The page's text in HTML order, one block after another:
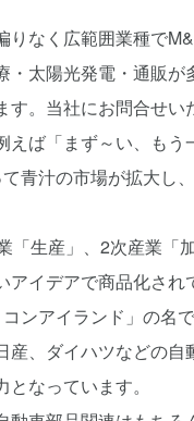
りなく広範囲業種で
・太陽光発電・通販
す。当社にお問合せ
えば「まず～い、も
青汁の市場が拡大し
「生産」、2次産業「
イデアで商品化され
ンアイランド」の名
産、ダイハツなどの
なっています。